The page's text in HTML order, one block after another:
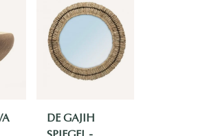
DE GAJIH